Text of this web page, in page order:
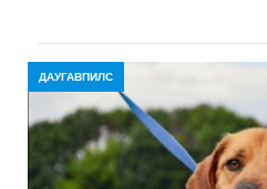
ДАУГАВПИЛС